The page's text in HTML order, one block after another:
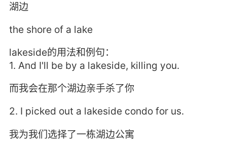
湖边
the shore of a lake
lakeside的用法和例句：
1. And I'll be by a lakeside, killing you.
而我会在那个湖边亲手杀了你
2. I picked out a lakeside condo for us.
我为我们选择了一栋湖边公寓